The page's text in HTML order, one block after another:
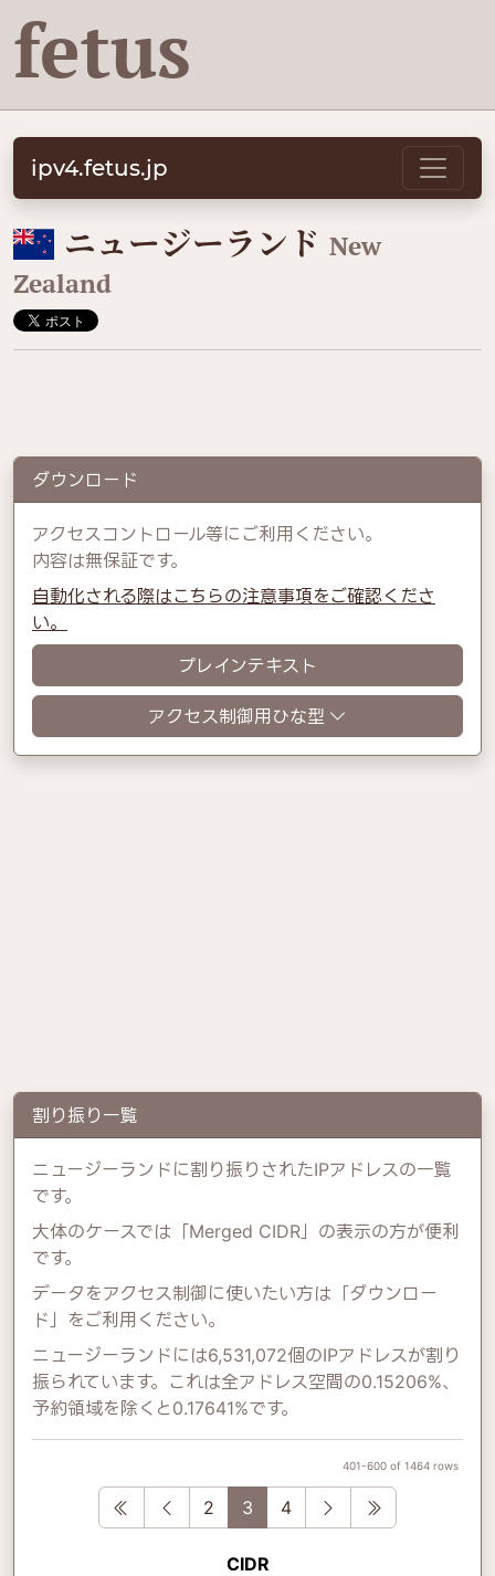
fetus
ipv4.fetus.jp
🇳🇿 ニュージーランド New
Zealand
ダウンロード
アクセスコントロール等にご利用ください。
内容は無保証です。
自動化される際はこちらの注意事項をご確認くださ
い。
プレインテキスト
アクセス制御用ひな型
割り振り一覧
ニュージーランドに割り振りされたIPアドレスの一覧
です。
大体のケースでは「Merged CIDR」の表示の方が便利
です。
データをアクセス制御に使いたい方は「ダウンロー
ド」をご利用ください。
ニュージーランドには6,531,072個のIPアドレスが割り
振られています。これは全アドレス空間の0.15206%、
予約領域を除くと0.17641%です。
401-600 of 1464 rows
First Previous
2 3 4 Next
CIDR